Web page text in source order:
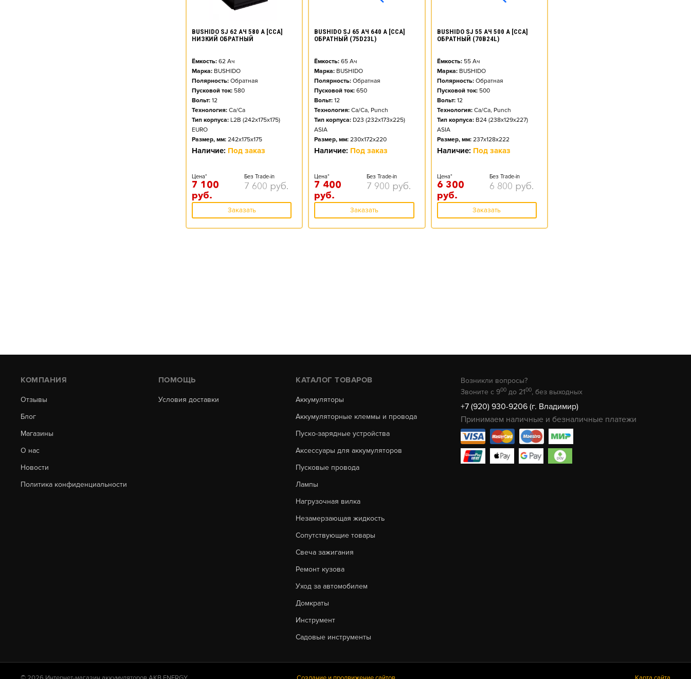
BUSHIDO SJ 62 АЧ 580 А [CCA]
НИЗКИЙ ОБРАТНЫЙ
Ёмкость: 62 Ач
Марка: BUSHIDO
Полярность: Обратная
Пусковой ток: 580
Вольт: 12
Технология: Ca/Ca
Тип корпуса: L2B (242x175x175)
EURO
Размер, мм: 242x175x175
Наличие: Под заказ
Цена*
7 100
руб.
Без Trade-in
7 600 руб.
Заказать
BUSHIDO SJ 65 АЧ 640 А [CCA]
ОБРАТНЫЙ (75D23L)
Ёмкость: 65 Ач
Марка: BUSHIDO
Полярность: Обратная
Пусковой ток: 650
Вольт: 12
Технология: Ca/Ca, Punch
Тип корпуса: D23 (232x173x225)
ASIA
Размер, мм: 230x172x220
Наличие: Под заказ
Цена*
7 400
руб.
Без Trade-in
7 900 руб.
Заказать
BUSHIDO SJ 55 АЧ 500 А [CCA]
ОБРАТНЫЙ (70B24L)
Ёмкость: 55Ач
Марка: BUSHIDO
Полярность: Обратная
Пусковой ток: 500
Вольт: 12
Технология: Ca/Ca, Punch
Тип корпуса: B24 (238x129x227)
ASIA
Размер, мм: 237x128x222
Наличие: Под заказ
Цена*
6 300
руб.
Без Trade-in
6 800 руб.
Заказать
КОМПАНИЯ
Отзывы
Блог
Магазины
О нас
Новости
Политика конфиденциальности
ПОМОЩЬ
Условия доставки
КАТАЛОГ ТОВАРОВ
Аккумуляторы
Аккумуляторные клеммы и провода
Пуско-зарядные устройства
Аксессуары для аккумуляторов
Пусковые провода
Лампы
Нагрузочная вилка
Незамерзающая жидкость
Сопутствующие товары
Свеча зажигания
Ремонт кузова
Уход за автомобилем
Домкраты
Инструмент
Садовые инструменты
Возникли вопросы?
Звоните с 900 до 2100, без выходных
+7 (920) 930-9206 (г. Владимир)
Принимаем наличные и безналичные платежи